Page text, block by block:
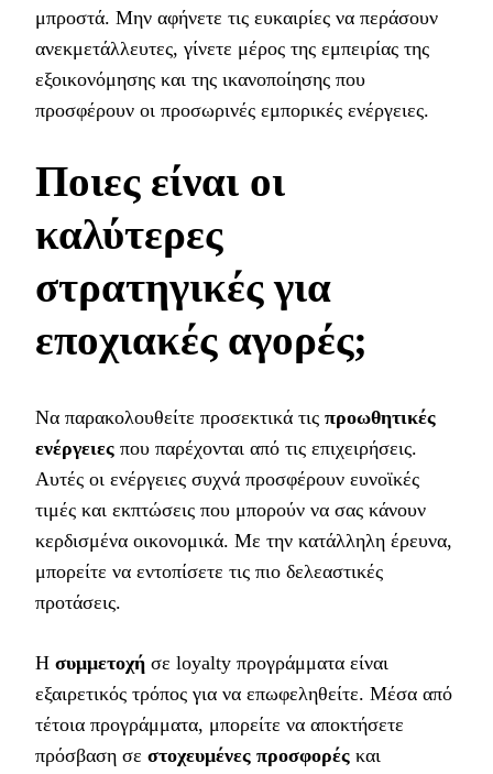
μπροστά. Μην αφήνετε τις ευκαιρίες να περάσουν
ανεκμετάλλευτες, γίνετε μέρος της εμπειρίας της
εξοικονόμησης και της ικανοποίησης που
προσφέρουν οι προσωρινές εμπορικές ενέργειες.
Ποιες είναι οι
καλύτερες
στρατηγικές για
εποχιακές αγορές;
Να παρακολουθείτε προσεκτικά τις προωθητικές
ενέργειες που παρέχονται από τις επιχειρήσεις.
Αυτές οι ενέργειες συχνά προσφέρουν ευνοϊκές
τιμές και εκπτώσεις που μπορούν να σας κάνουν
κερδισμένα οικονομικά. Με την κατάλληλη έρευνα,
μπορείτε να εντοπίσετε τις πιο δελεαστικές
προτάσεις.
Η συμμετοχή σε loyalty προγράμματα είναι
εξαιρετικός τρόπος για να επωφεληθείτε. Μέσα από
τέτοια προγράμματα, μπορείτε να αποκτήσετε
πρόσβαση σε στοχευμένες προσφορές και